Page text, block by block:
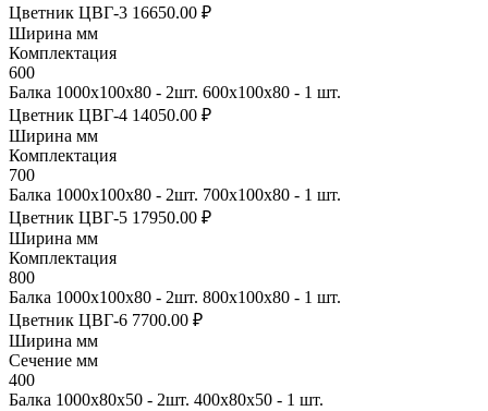
Цветник ЦВГ-3 16650.00 ₽
Ширина мм
Комплектация
600
Балка 1000х100х80 - 2шт. 600х100х80 - 1 шт.
Цветник ЦВГ-4 14050.00 ₽
Ширина мм
Комплектация
700
Балка 1000х100х80 - 2шт. 700х100х80 - 1 шт.
Цветник ЦВГ-5 17950.00 ₽
Ширина мм
Комплектация
800
Балка 1000х100х80 - 2шт. 800х100х80 - 1 шт.
Цветник ЦВГ-6 7700.00 ₽
Ширина мм
Сечение мм
400
Балка 1000х80х50 - 2шт. 400х80х50 - 1 шт.